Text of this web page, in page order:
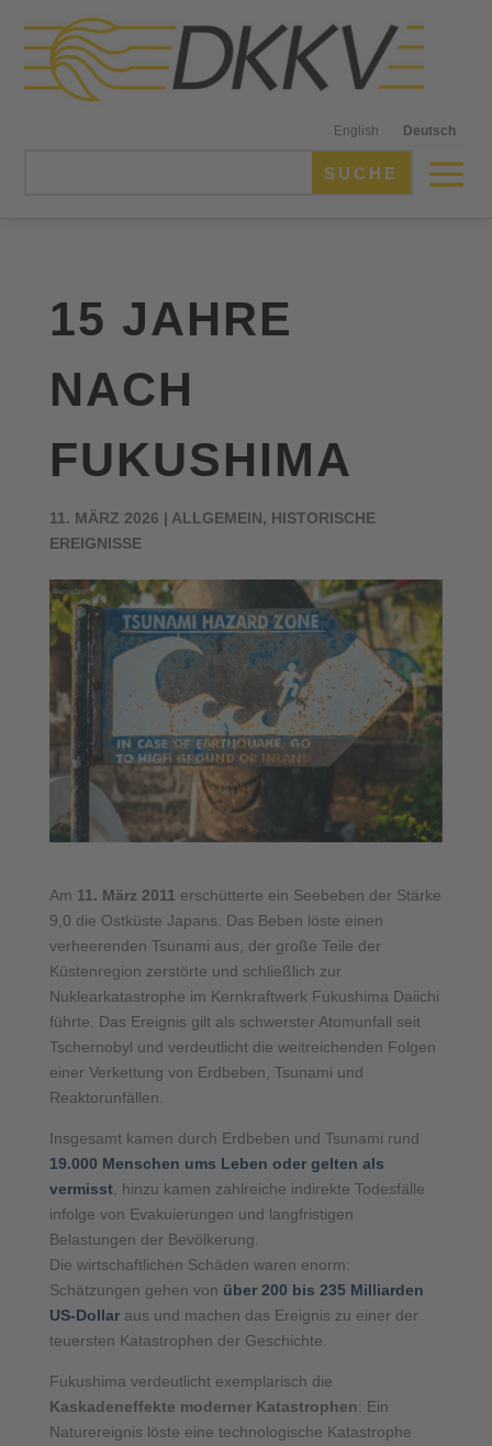
English Deutsch
15 JAHRE
NACH
FUKUSHIMA
11. MÄRZ 2026 | ALLGEMEIN, HISTORISCHE
EREIGNISSE
Am 11. März 2011 erschütterte ein Seebeben der Stärke
9,0 die Ostküste Japans. Das Beben löste einen
verheerenden Tsunami aus, der große Teile der
Küstenregion zerstörte und schließlich zur
Nuklearkatastrophe im Kernkraftwerk Fukushima Daiichi
führte. Das Ereignis gilt als schwerster Atomunfall seit
Tschernobyl und verdeutlicht die weitreichenden Folgen
einer Verkettung von Erdbeben, Tsunami und
Reaktorunfällen.
Insgesamt kamen durch Erdbeben und Tsunami rund
19.000 Menschen ums Leben oder gelten als
vermisst, hinzu kamen zahlreiche indirekte Todesfälle
infolge von Evakuierungen und langfristigen
Belastungen der Bevölkerung.
Die wirtschaftlichen Schäden waren enorm:
Schätzungen gehen von über 200 bis 235 Milliarden
US-Dollaraus und machen das Ereignis zu einer der
teuersten Katastrophen der Geschichte.
Fukushima verdeutlicht exemplarisch die
Kaskadeneffekte moderner Katastrophen: Ein
Naturereignis löste eine technologische Katastrophe